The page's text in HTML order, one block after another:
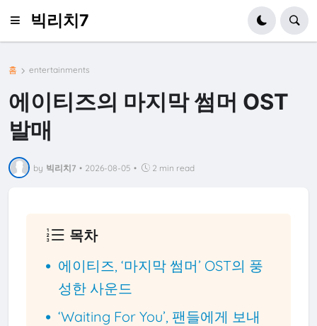
빅리치7
홈 entertainments
에이티즈의 마지막 썸머 OST
발매
by 빅리치7 • 2026-08-05 • 2 min read
목차
에이티즈, ‘마지막 썸머’ OST의 풍
성한 사운드
‘Waiting For You’, 팬들에게 보내